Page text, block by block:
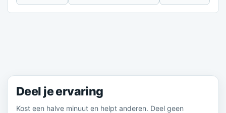
Deel je ervaring
Kost een halve minuut en helpt anderen. Deel geen